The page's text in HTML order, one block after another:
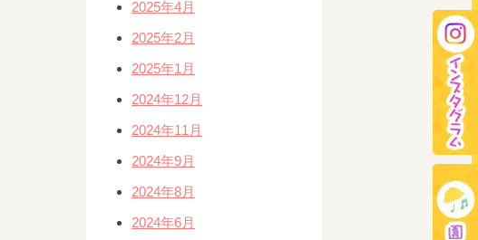
2025年4月
2025年2月
2025年1月
2024年12月
2024年11月
2024年9月
2024年8月
2024年6月